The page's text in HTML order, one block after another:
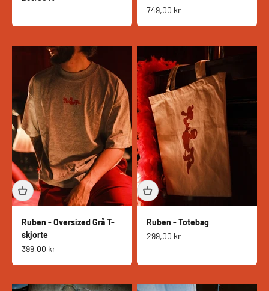
Salgspris
749,00 kr
Ruben - Oversized Grå T-
skjorte
Salgspris
399,00 kr
Ruben - Totebag
Salgspris
299,00 kr